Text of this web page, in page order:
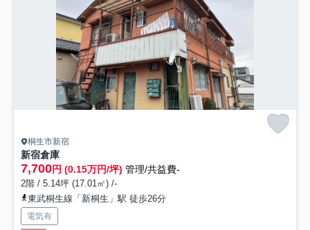
桐生市新宿
新宿倉庫
7,700円 (0.15万円/坪) 管理/共益費-
2階 / 5.14坪 (17.01㎡) /-
東武桐生線「新桐生」駅 徒歩26分
電気有